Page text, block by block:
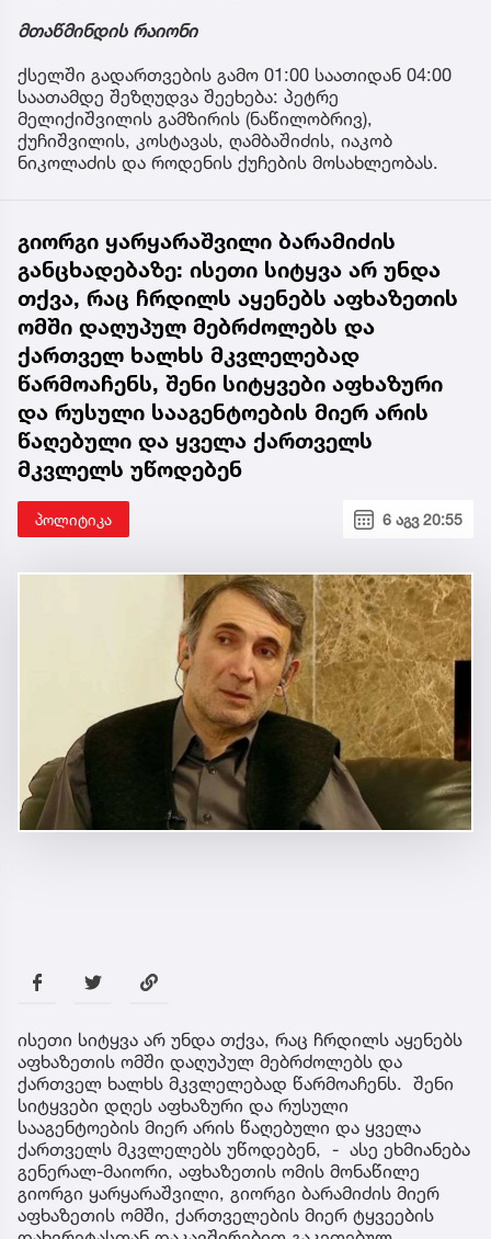
მთაწმინდის რაიონი
ქსელში გადართვების გამო 01:00 საათიდან 04:00
საათამდე შეზღუდვა შეეხება: პეტრე
მელიქიშვილის გამზირის (ნაწილობრივ),
ქუჩიშვილის, კოსტავას, ღამბაშიძის, იაკობ
ნიკოლაძის და როდენის ქუჩების მოსახლეობას.
გიორგი ყარყარაშვილი ბარამიძის
განცხადებაზე: ისეთი სიტყვა არ უნდა
თქვა, რაც ჩრდილს აყენებს აფხაზეთის
ომში დაღუპულ მებრძოლებს და
ქართველ ხალხს მკვლელებად
წარმოაჩენს, შენი სიტყვები აფხაზური
და რუსული სააგენტოების მიერ არის
წაღებული და ყველა ქართველს
მკვლელს უწოდებენ
პოლიტიკა 6 აგვ 20:55
ისეთი სიტყვა არ უნდა თქვა, რაც ჩრდილს აყენებს
აფხაზეთის ომში დაღუპულ მებრძოლებს და
ქართველ ხალხს მკვლელებად წარმოაჩენს. შენი
სიტყვები დღეს აფხაზური და რუსული
სააგენტოების მიერ არის წაღებული და ყველა
ქართველს მკვლელებს უწოდებენ, - ასე ეხმიანება
გენერალ-მაიორი, აფხაზეთის ომის მონაწილე
გიორგი ყარყარაშვილი, გიორგი ბარამიძის მიერ
აფხაზეთის ომში, ქართველების მიერ ტყვეების